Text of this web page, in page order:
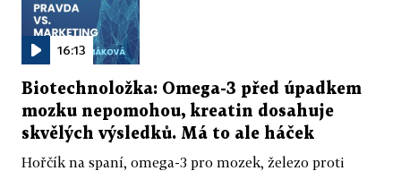
16:13
Biotechnoložka: Omega-3 před úpadkem
mozku nepomohou, kreatin dosahuje
skvělých výsledků. Má to ale háček
Hořčík na spaní, omega-3 pro mozek, železo proti